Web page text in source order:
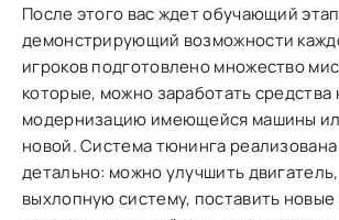
После этого вас ждет обучающий
демонстрирующий возможности
игроков подготовлено множество
которые, можно заработать средства
модернизацию имеющейся машины
новой. Система тюнинга
детально: можно улучшить
выхлопную систему, поставить новые